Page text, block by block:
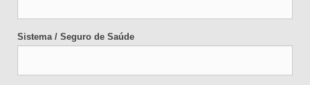
Sistema / Seguro de Saúde